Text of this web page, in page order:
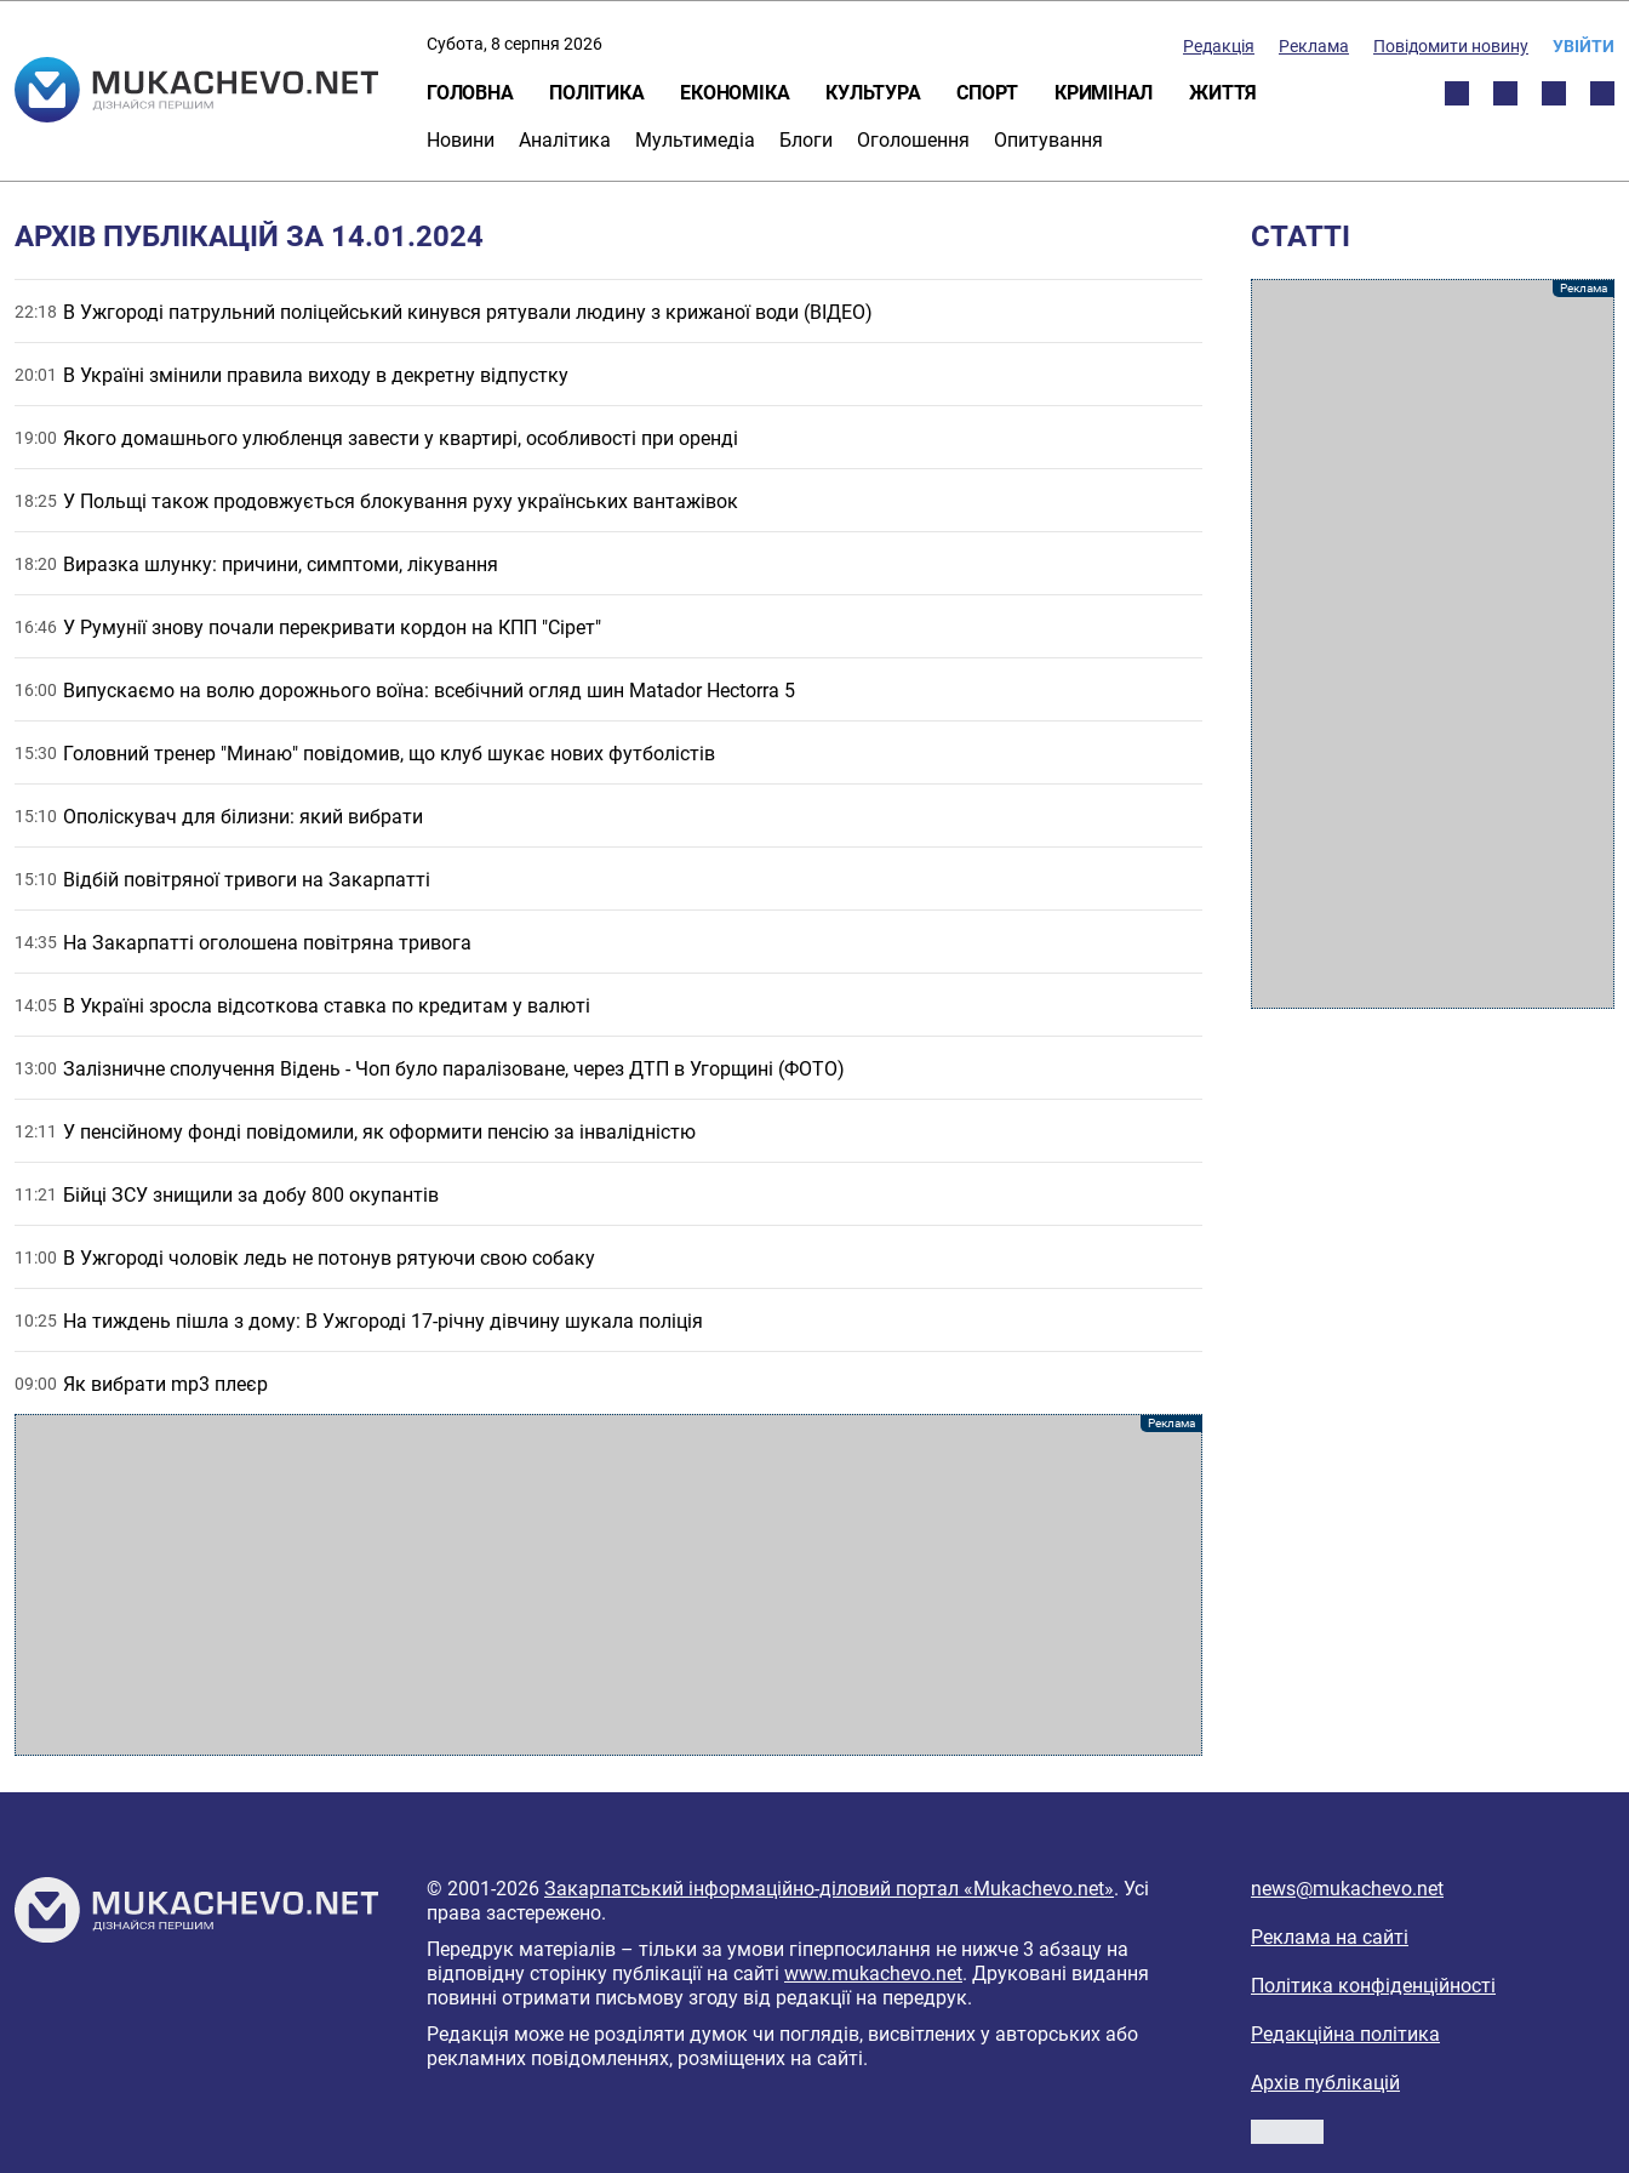
Субота, 8 серпня 2026 Редакція Реклама Повідомити новину УВІЙТИ
ГОЛОВНА ПОЛІТИКА ЕКОНОМІКА КУЛЬТУРА СПОРТ КРИМІНАЛ ЖИТТЯ
Новини Аналітика Мультимедіа Блоги Оголошення Опитування
АРХІВ ПУБЛІКАЦІЙ ЗА 14.01.2024
22:18 В Ужгороді патрульний поліцейський кинувся рятували людину з крижаної води (ВІДЕО)
20:01 В Україні змінили правила виходу в декретну відпустку
19:00 Якого домашнього улюбленця завести у квартирі, особливості при оренді
18:25 У Польщі також продовжується блокування руху українських вантажівок
18:20 Виразка шлунку: причини, симптоми, лікування
16:46 У Румунії знову почали перекривати кордон на КПП "Сірет"
16:00 Випускаємо на волю дорожнього воїна: всебічний огляд шин Matador Hectorra 5
15:30 Головний тренер "Минаю" повідомив, що клуб шукає нових футболістів
15:10 Ополіскувач для білизни: який вибрати
15:10 Відбій повітряної тривоги на Закарпатті
14:35 На Закарпатті оголошена повітряна тривога
14:05 В Україні зросла відсоткова ставка по кредитам у валюті
13:00 Залізничне сполучення Відень - Чоп було паралізоване, через ДТП в Угорщині (ФОТО)
12:11 У пенсійному фонді повідомили, як оформити пенсію за інвалідністю
11:21 Бійці ЗСУ знищили за добу 800 окупантів
11:00 В Ужгороді чоловік ледь не потонув рятуючи свою собаку
10:25 На тиждень пішла з дому: В Ужгороді 17-річну дівчину шукала поліція
09:00 Як вибрати mp3 плеєр
СТАТТІ
© 2001-2026 Закарпатський інформаційно-діловий портал «Mukachevo.net». Усі
права застережено.
Передрук матеріалів – тільки за умови гіперпосилання не нижче 3 абзацу на
відповідну сторінку публікації на сайті www.mukachevo.net. Друковані видання
повинні отримати письмову згоду від редакції на передрук.
Редакція може не розділяти думок чи поглядів, висвітлених у авторських або
рекламних повідомленнях, розміщених на сайті.
news@mukachevo.net
Реклама на сайті
Політика конфіденційності
Редакційна політика
Архів публікацій